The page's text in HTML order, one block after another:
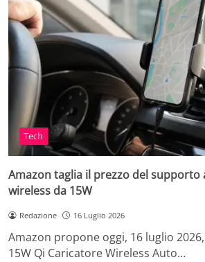
Tech
Amazon taglia il prezzo del supporto
wireless da 15W
Redazione 16 Luglio 2026
Amazon propone oggi, 16 luglio
15W Qi Caricatore Wireless Auto…